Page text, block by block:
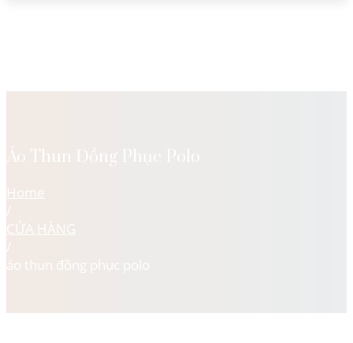
Áo Thun Đồng Phục Polo
Home
/
CỬA HÀNG
/
áo thun đồng phục polo